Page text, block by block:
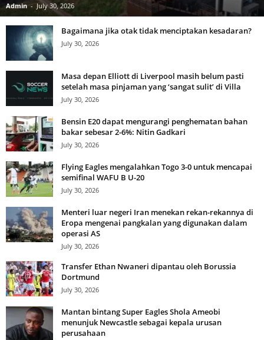
Admin - July 30, 2026
Bagaimana jika otak tidak menciptakan kesadaran?
July 30, 2026
Masa depan Elliott di Liverpool masih belum pasti
setelah masa pinjaman yang ‘sangat sulit’ di Villa
July 30, 2026
Bensin E20 dapat mengurangi penghematan bahan
bakar sebesar 2-6%: Nitin Gadkari
July 30, 2026
Flying Eagles mengalahkan Togo 3-0 untuk mencapai
semifinal WAFU B U-20
July 30, 2026
Menteri luar negeri Iran menekan rekan-rekannya di
Eropa mengenai pangkalan yang digunakan dalam
operasi AS
July 30, 2026
Transfer Ethan Nwaneri dipantau oleh Borussia
Dortmund
July 30, 2026
Mantan bintang Super Eagles Shola Ameobi
menunjuk Newcastle sebagai kepala urusan
perusahaan